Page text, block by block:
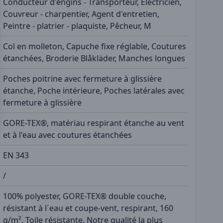
Couvreur - charpentier, Agent d'entretien,
Peintre - platrier - plaquiste, Pêcheur, M
Col en molleton, Capuche fixe réglable, Coutures
étanchées, Broderie Blåkläder, Manches longues
Poches poitrine avec fermeture à glissière
étanche, Poche intérieure, Poches latérales avec
fermeture à glissière
GORE-TEX®, matériau respirant étanche au vent
et à l'eau avec coutures étanchées
EN 343
/
100% polyester, GORE-TEX® double couche,
résistant à l´eau et coupe-vent, respirant, 160
g/m², Toile résistante. Notre qualité la plus